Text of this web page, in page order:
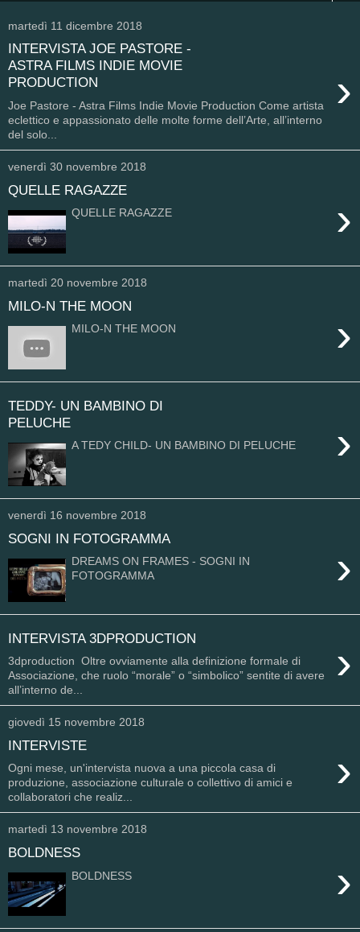
martedì 11 dicembre 2018
INTERVISTA JOE PASTORE -
ASTRA FILMS INDIE MOVIE
PRODUCTION
›
Joe Pastore - Astra Films Indie Movie Production Come artista
eclettico e appassionato delle molte forme dell’Arte, all’interno
del solo...
venerdì 30 novembre 2018
QUELLE RAGAZZE
›
QUELLE RAGAZZE
martedì 20 novembre 2018
MILO-N THE MOON
›
MILO-N THE MOON
TEDDY- UN BAMBINO DI
PELUCHE
›
A TEDY CHILD- UN BAMBINO DI PELUCHE
venerdì 16 novembre 2018
SOGNI IN FOTOGRAMMA
›
DREAMS ON FRAMES - SOGNI IN
FOTOGRAMMA
INTERVISTA 3DPRODUCTION ›
3dproduction Oltre ovviamente alla definizione formale di
Associazione, che ruolo “morale” o “simbolico” sentite di avere
all’interno de...
giovedì 15 novembre 2018
INTERVISTE ›
Ogni mese, un'intervista nuova a una piccola casa di
produzione, associazione culturale o collettivo di amici e
collaboratori che realiz...
martedì 13 novembre 2018
BOLDNESS
›
BOLDNESS